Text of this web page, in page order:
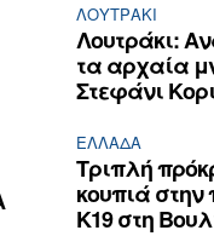
ΛΟΥΤΡΆΚΙ
Λουτράκι:
τα αρχαία
Στεφάνι
ΕΛΛΆΔΑ
Τριπλή
κουπιά στην
Κ19 στη